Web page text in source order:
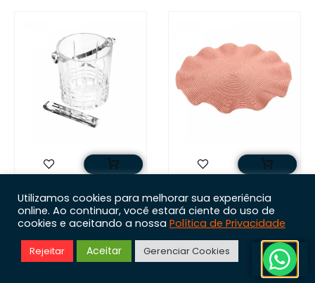
Balde Vidro Para
Gelo Com Alça E
Pegador Grego
14cm – Wolff
Lugar Americano
De Poliéster
Babado Rosa 38cm
R$14,90
Em até 1x de
Utilizamos cookies para melhorar sua experiência
online. Ao continuar, você estará ciente do uso de
cookies e aceitando a nossa Política de Privacidade
Rejeitar Aceitar Gerenciar Cookies